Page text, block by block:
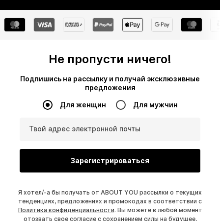
Не пропусти ничего!
Подпишись на рассылку и получай эксклюзивные
предложения
Для женщин Для мужчин
Твой адрес электронной почты
Зарегистрироваться
Я хотел/-а бы получать от ABOUT YOU рассылки о текущих
тенденциях, предложениях и промокодах в соответствии с
Политика конфиденциальности. Вы можете в любой момент
отозвать свое согласие с сохранением силы на будущее,